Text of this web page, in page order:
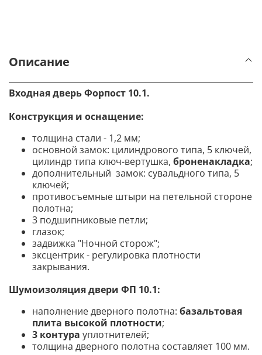
Описание
Входная дверь Форпост 10.1.
Конструкция и оснащение:
толщина стали - 1,2 мм;
основной замок: цилиндрового типа, 5 ключей,
цилиндр типа ключ-вертушка, броненакладка;
дополнительный замок: сувальдного типа, 5
ключей;
противосъемные штыри на петельной стороне
полотна;
3 подшипниковые петли;
глазок;
задвижка "Ночной сторож";
эксцентрик - регулировка плотности
закрывания.
Шумоизоляция двери ФП 10.1:
наполнение дверного полотна: базальтовая
плита высокой плотности;
3 контура уплотнителей;
толщина дверного полотна составляет 100 мм.